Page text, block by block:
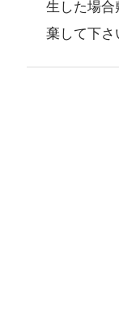
生した場合
棄して下さ